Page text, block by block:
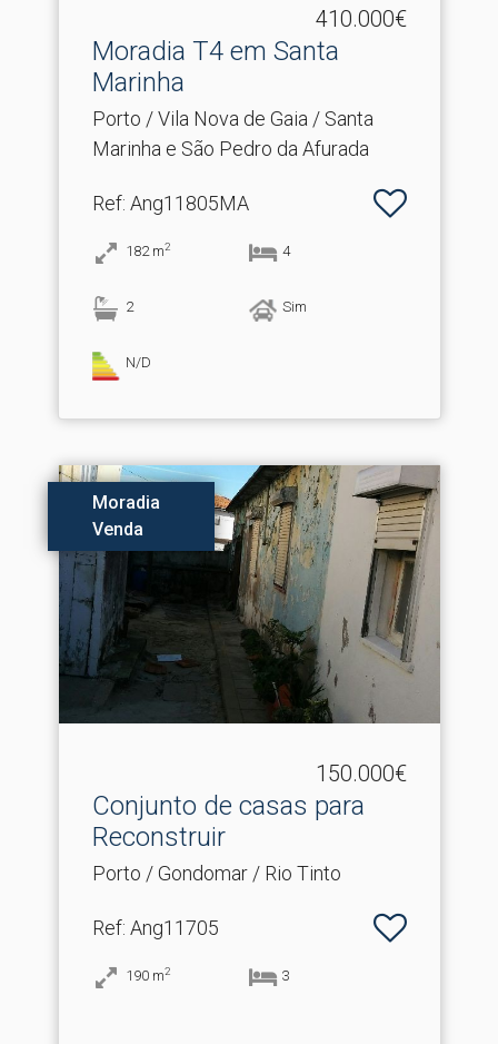
410.000€
Moradia T4 em Santa
Marinha
Porto / Vila Nova de Gaia / Santa
Marinha e São Pedro da Afurada
Ref: Ang11805MA
182 m2 4
2 Sim
N/D
Moradia
Venda
150.000€
Conjunto de casas para
Reconstruir
Porto / Gondomar / Rio Tinto
Ref: Ang11705
190 m2 3